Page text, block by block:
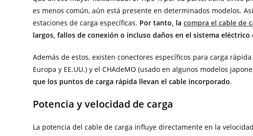
es menos común, aún está presente en determinados modelos.
estaciones de carga específicas. Por tanto, lacompra el cable de
largos, fallos de conexión o incluso daños en el sistema eléctrico
Además de estos, existen conectores específicos para carga
Europa y EE.UU.) y el CHAdeMO (usado en algunos modelos
que los puntos de carga rápida llevan el cable incorporado.
Potencia y velocidad de carga
La potencia del cable de carga influye directamente en la